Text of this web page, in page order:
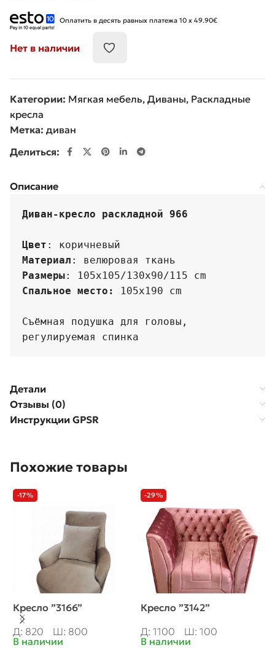
Оплатить в десять равных платежа 10 x 49.90€
Нет в наличии
Категории: Мягкая мебель, Диваны, Раскладные
кресла
Метка: диван
Делиться:
Описание
Диван-кресло раскладной 966
Цвет
Материал
Размеры:
Спальное место:
105x190 cm
Съёмная подушка для головы,
регулируемая спинка
Детали
Отзывы (0)
Инструкции GPSR
Похожие товары
-17%
Кресло ”3166”
Д: 820
Ш: 800
В наличии
-29%
Кресло ”3142”
Д: 1100
Ш: 100
В наличии